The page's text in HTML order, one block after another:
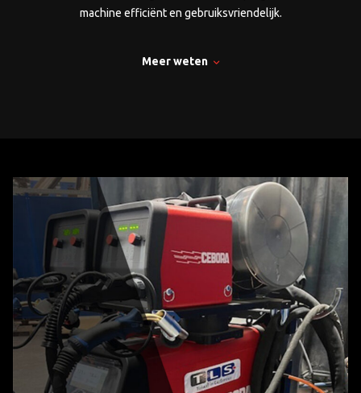
machine efficiënt en gebruiksvriendelijk.
Meer weten